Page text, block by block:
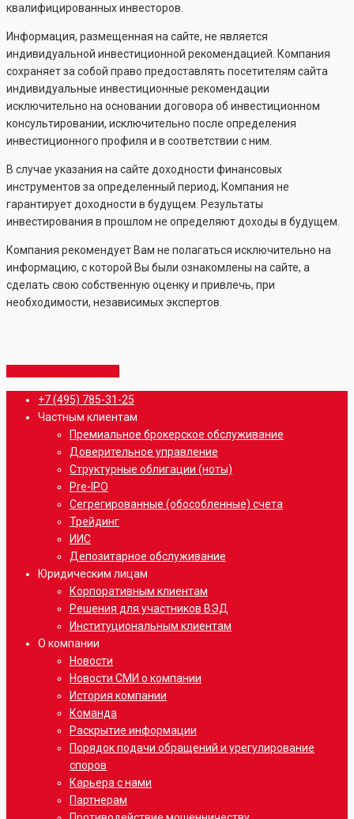
квалифицированных инвесторов.
Информация, размещенная на сайте, не является
индивидуальной инвестиционной рекомендацией. Компания
сохраняет за собой право предоставлять посетителям сайта
индивидуальные инвестиционные рекомендации
исключительно на основании договора об инвестиционном
консультировании, исключительно после определения
инвестиционного профиля и в соответствии с ним.
В случае указания на сайте доходности финансовых
инструментов за определенный период, Компания не
гарантирует доходности в будущем. Результаты
инвестирования в прошлом не определяют доходы в будущем.
Компания рекомендует Вам не полагаться исключительно на
информацию, с которой Вы были ознакомлены на сайте, а
сделать свою собственную оценку и привлечь, при
необходимости, независимых экспертов.
Close
Menu
+7 (495) 785-31-25
Частным клиентам
Премиальное брокерское обслуживание
Доверительное управление
Структурные облигации (ноты)
Pre-IPO
Сегрегированные (обособленные) счета
Трейдинг
ИИС
Депозитарное обслуживание
Юридическим лицам
Корпоративным клиентам
Решения для участников ВЭД
Институциональным клиентам
О компании
Новости
Новости СМИ о компании
История компании
Команда
Раскрытие информации
Порядок подачи обращений и урегулирование
споров
Карьера с нами
Партнерам